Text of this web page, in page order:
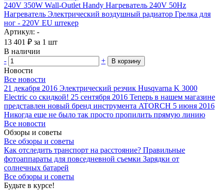
240V 350W Wall-Outlet Handy Нагреватель 240V 50Hz
Нагреватель Электрический воздушный радиатор Грелка для
ног - 220V EU штекер
Артикул: -
13 401 ₽ за 1 шт
В наличии
-
+ В корзину
Новости
Все новости
21 декабря 2016 Электрический резчик Husqvarna K 3000
Electric со скидкой! 25 сентября 2016 Теперь в нашем магазине
представлен новый бренд инструмента ATORCH 5 июня 2016
Никогда еще не было так просто пропилить прямую линию
Все новости
Обзоры и советы
Все обзоры и советы
Как отследить транспорт на расстояние? Правильные
фотоаппараты для повседневной съемки Зарядки от
солнечных батарей
Все обзоры и советы
Будьте в курсе!